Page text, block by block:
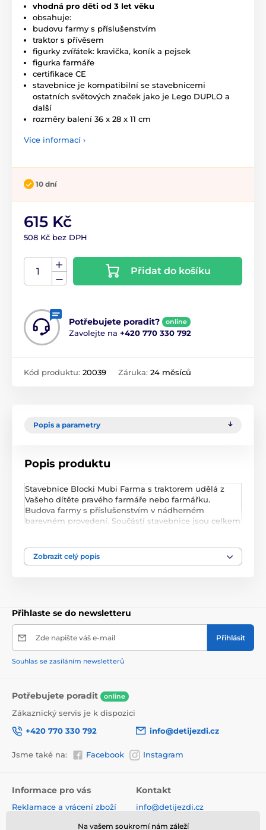
vhodná pro děti od 3 let věku
obsahuje:
budovu farmy s příslušenstvím
traktor s přívěsem
figurky zvířátek: kravička, koník a pejsek
figurka farmáře
certifikace CE
stavebnice je kompatibilní se stavebnicemi
ostatních světových značek jako je Lego DUPLO a
další
rozměry balení 36 x 28 x 11 cm
Více informací ›
10 dní
615 Kč
508 Kč bez DPH
Přidat do košíku
Potřebujete poradit? online
Zavolejte na +420 770 330 792
Kód produktu: 20039 Záruka: 24 měsíců
Popis a parametry
Popis produktu
Stavebnice Blocki Mubi Farma s traktorem udělá z
Vašeho dítěte pravého farmáře nebo farmářku.
Budova farmy s příslušenstvím v nádherném
barevném provedení. Součástí stavebnice jsou celkem
hodin zábavy, pomůže jim rozvíjet kreativitu,
manuální dovednosti a zlepšuje logické myšlení.
určena pro děti od 3 let věku.
Stavebnice PRO DĚTI OD 3 LET
Zobrazit celý popis
Přihlaste se do newsletteru
Zde napište váš e-mail Přihlásit
Souhlas se zasíláním newsletterů
Potřebujete poradit online
Zákaznický servis je k dispozici
+420 770 330 792
info@detijezdi.cz
Jsme také na: Facebook Instagram
Informace pro vás
Reklamace a vrácení zboží
Obchodní podmínky
Kontakt
info@detijezdi.cz
770 330 792 (Po-Pá 10-16 hod)
Na vašem soukromí nám záleží